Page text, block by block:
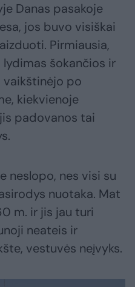
Danas pasakoje
jos buvo visiškai
Pirmiausia,
šokančios ir
vaikštinėjo po
kiekvienoje
padovanos tai
neslopo, nes visi su
nuotaka. Mat
m. ir jis jau turi
neateis ir
vestuvės neįvyks.